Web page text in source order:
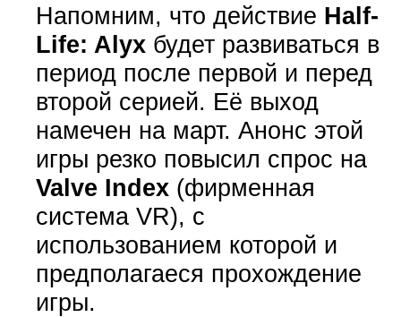
Напомним, что действие Half-
Life: Alyxбудет развиваться в
период после первой и перед
второй серией. Её выход
намечен на март. Анонс этой
игры резко повысил спрос на
Valve Index(фирменная
система VR), с
использованием которой и
предполагаеся прохождение
игры.